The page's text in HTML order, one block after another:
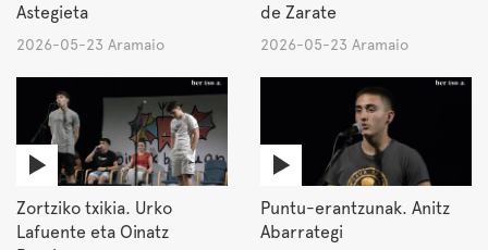
Astegieta
2026-05-23 Aramaio
de Zarate
2026-05-23 Aramaio
Zortziko txikia. Urko
Lafuente eta Oinatz
Puntu-erantzunak. Anitz
Abarrategi